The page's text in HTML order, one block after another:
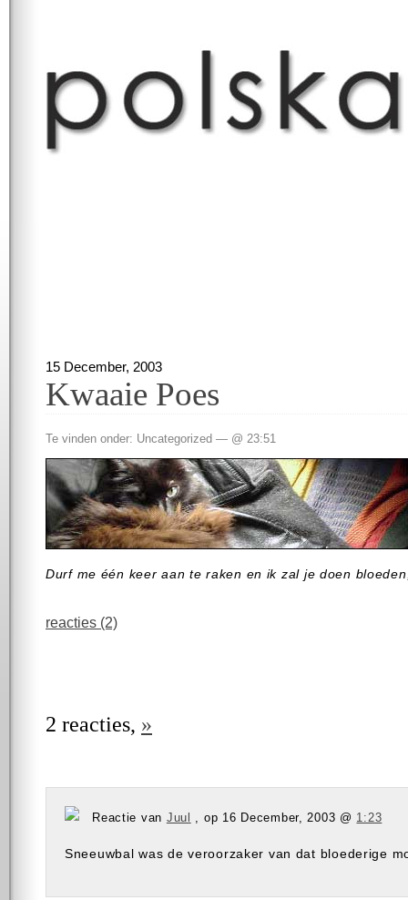
15 December, 2003
Kwaaie Poes
Te vinden onder: Uncategorized — @ 23:51
Durf me één keer aan te raken en ik zal je doen
reacties (2)
2 reacties, »
Reactie van Juul , op 16 December, 2003 @ 1:23
Sneeuwbal was de veroorzaker van dat bloederige